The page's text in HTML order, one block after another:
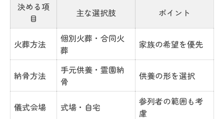
決める項
目
主な選択肢 ポイント
火葬方法
個別火葬・合同火
葬
家族の希望を優先
納骨方法
手元供養・霊園納
骨
供養の形を選択
儀式会場 式場・自宅
参列者の範囲も考
慮